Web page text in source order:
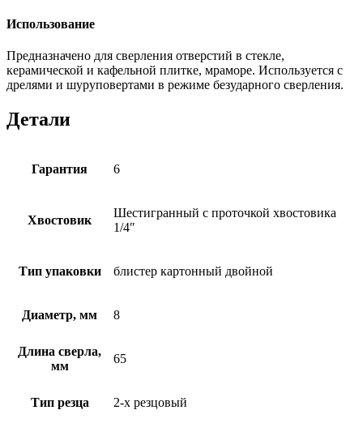
Использование
Предназначено для сверления отверстий в стекле,
керамической и кафельной плитке, мраморе. Используется с
дрелями и шуруповертами в режиме безударного сверления.
Детали
Гарантия 6
Хвостовик
Шестигранный с проточкой хвостовика
1/4″
Тип упаковки блистер картонный двойной
Диаметр, мм 8
Длина сверла,
мм
65
Тип резца 2-х резцовый